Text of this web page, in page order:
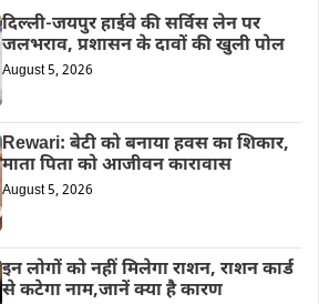
दिल्ली-जयपुर हाईवे की सर्विस लेन पर
जलभराव, प्रशासन के दावों की खुली पोल
August 5, 2026
Rewari: बेटी को बनाया हवस का शिकार,
माता पिता को आजीवन कारावास
August 5, 2026
इन लोगों को नहीं मिलेगा राशन, राशन कार्ड
से कटेगा नाम,जानें क्या है कारण